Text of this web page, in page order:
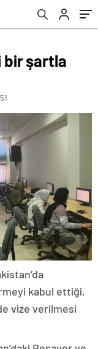
bir şartla
kabul ettiği,
vize verilmesi